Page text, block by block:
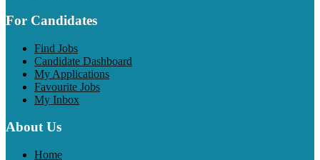
For Candidates
Find Jobs
Candidate Dashboard
My Applications
Favourite Jobs
My Inbox
About Us
Home